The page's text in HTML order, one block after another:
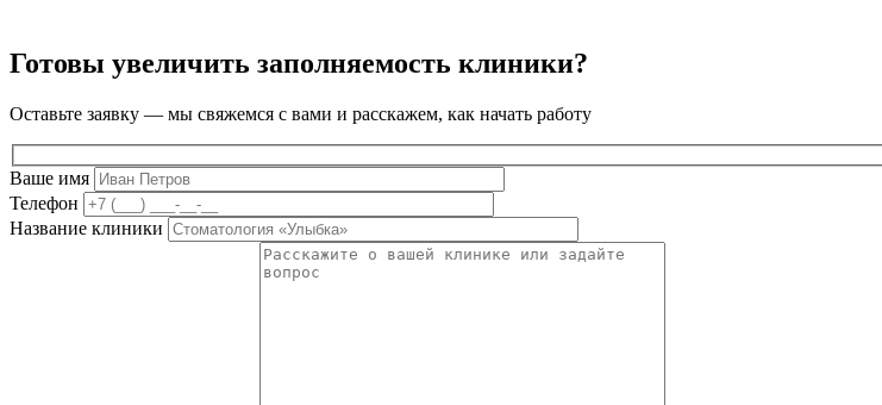
Готовы увеличить заполняемость клиники?
Оставьте заявку — мы свяжемся с вами и расскажем, как начать работу
Ваше имя
Телефон
Название клиники